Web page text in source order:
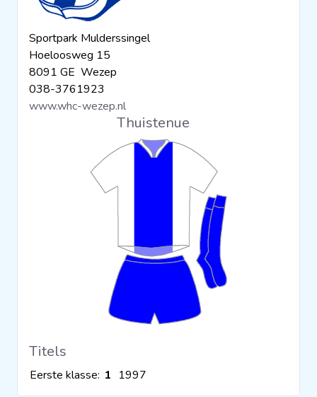
Links
VROUWEN
Sportpark Mulderssingel
Hoeloosweg 15
8091 GE Wezep
038-3761923
www.whc-wezep.nl
Thuistenue
Titels
Eerste klasse: 1 1997